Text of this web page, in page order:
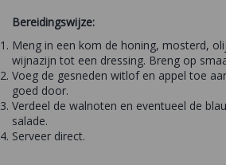
Bereidingswijze:
Meng in een kom de honing, mosterd,
wijnazijn tot een dressing. Breng op
Voeg de gesneden witlof en appel toe
goed door.
Verdeel de walnoten en eventueel de
salade.
Serveer direct.